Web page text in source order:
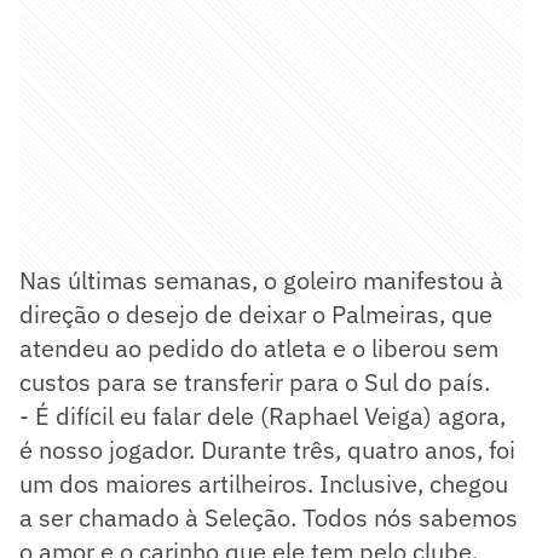
Nas últimas semanas, o goleiro manifestou à
direção o desejo de deixar o Palmeiras, que
atendeu ao pedido do atleta e o liberou sem
custos para se transferir para o Sul do país.
- É difícil eu falar dele (Raphael Veiga) agora,
é nosso jogador. Durante três, quatro anos, foi
um dos maiores artilheiros. Inclusive, chegou
a ser chamado à Seleção. Todos nós sabemos
o amor e o carinho que ele tem pelo clube,